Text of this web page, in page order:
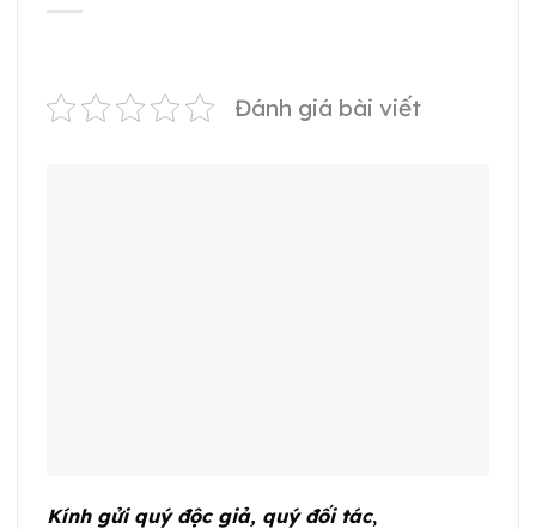
Đánh giá bài viết
Kính gửi quý độc giả, quý đối tác,